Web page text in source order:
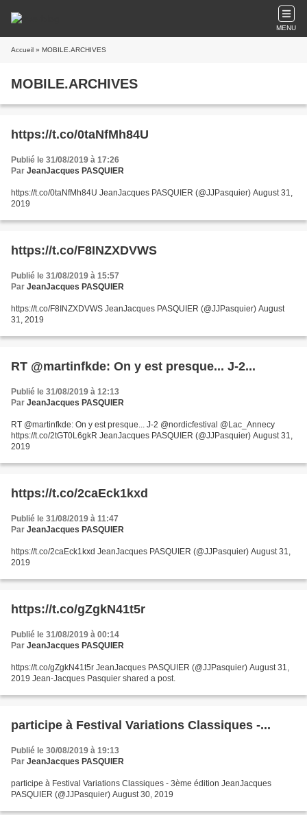
MENU
Accueil » MOBILE.ARCHIVES
MOBILE.ARCHIVES
https://t.co/0taNfMh84U
Publié le 31/08/2019 à 17:26
Par JeanJacques PASQUIER
https://t.co/0taNfMh84U JeanJacques PASQUIER (@JJPasquier) August 31,
2019
https://t.co/F8INZXDVWS
Publié le 31/08/2019 à 15:57
Par JeanJacques PASQUIER
https://t.co/F8INZXDVWS JeanJacques PASQUIER (@JJPasquier) August
31, 2019
RT @martinfkde: On y est presque... J-2...
Publié le 31/08/2019 à 12:13
Par JeanJacques PASQUIER
RT @martinfkde: On y est presque... J-2 @nordicfestival @Lac_Annecy
https://t.co/2tGT0L6gkR JeanJacques PASQUIER (@JJPasquier) August 31,
2019
https://t.co/2caEck1kxd
Publié le 31/08/2019 à 11:47
Par JeanJacques PASQUIER
https://t.co/2caEck1kxd JeanJacques PASQUIER (@JJPasquier) August 31,
2019
https://t.co/gZgkN41t5r
Publié le 31/08/2019 à 00:14
Par JeanJacques PASQUIER
https://t.co/gZgkN41t5r JeanJacques PASQUIER (@JJPasquier) August 31,
2019 Jean-Jacques Pasquier shared a post.
participe à Festival Variations Classiques -...
Publié le 30/08/2019 à 19:13
Par JeanJacques PASQUIER
participe à Festival Variations Classiques - 3ème édition JeanJacques
PASQUIER (@JJPasquier) August 30, 2019